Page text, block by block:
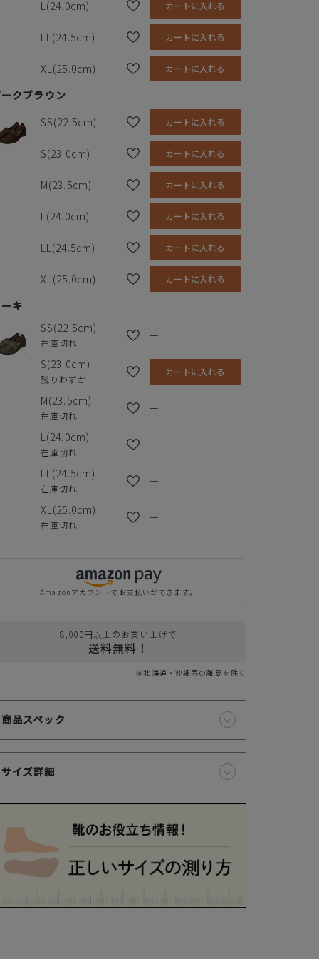
L(24.0cm) カートに入れる
LL(24.5cm) カートに入れる
XL(25.0cm) カートに入れる
クブラウン
SS(22.5cm)
カートに入れる
S(23.0cm) カートに入れる
M(23.5cm) カートに入れる
L(24.0cm) カートに入れる
LL(24.5cm) カートに入れる
XL(25.0cm) カートに入れる
キ
SS(22.5cm)
在庫切れ
—
S(23.0cm)
残りわずか
カートに入れる
M(23.5cm)
在庫切れ
—
L(24.0cm)
在庫切れ
—
LL(24.5cm)
在庫切れ
—
XL(25.0cm)
在庫切れ
—
Amazonアカウントでお支払いができます。
8,000円以上のお買い上げで
送料無料！
※北海道・沖縄等の離島を除く
商品スペック
サイズ詳細
レジットカードでのお支払いについて
き、ご指定の口座から引落としさせていただきます。
個人情報保護方針
返品特約について